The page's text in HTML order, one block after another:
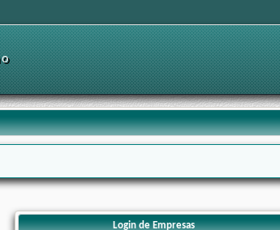
Login de Empresas